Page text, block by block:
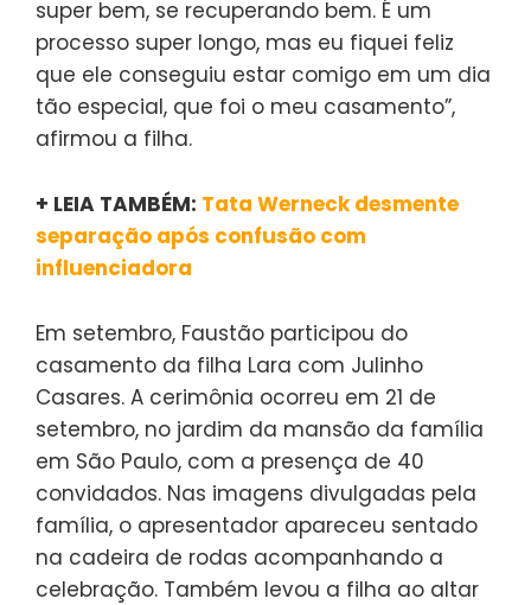
super bem, se recuperando bem. É um
processo super longo, mas eu fiquei feliz
que ele conseguiu estar comigo em um dia
tão especial, que foi o meu casamento”,
afirmou a filha.
+ LEIA TAMBÉM: Tata Werneck desmente
separação após confusão com
influenciadora
Em setembro, Faustão participou do
casamento da filha Lara com Julinho
Casares. A cerimônia ocorreu em 21 de
setembro, no jardim da mansão da família
em São Paulo, com a presença de 40
convidados. Nas imagens divulgadas pela
família, o apresentador apareceu sentado
na cadeira de rodas acompanhando a
celebração. Também levou a filha ao altar